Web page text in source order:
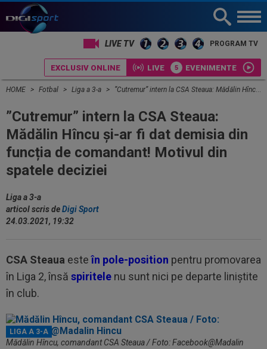
LIVE TV PROGRAM TV
EXCLUSIV ONLINE LIVE EVENIMENTE
HOME Fotbal Liga a 3-a ”Cutremur” intern la CSA Steaua: Mădălin Hîncu și-ar fi dat demisia din funcția de comandant! Motivul din spatele deciziei
”Cutremur” intern la CSA Steaua:
Mădălin Hîncu și-ar fi dat demisia din
funcția de comandant! Motivul din
spatele deciziei
Liga a 3-a
articol scris deDigi Sport
24.03.2021, 19:32
CSA Steaua esteîn pole-position pentru promovarea
în Liga 2, însă spiritele nu sunt nici pe departe liniștite
în club.
LIGA A 3-A
Mădălin Hîncu, comandant CSA Steaua / Foto: Facebook@Madalin